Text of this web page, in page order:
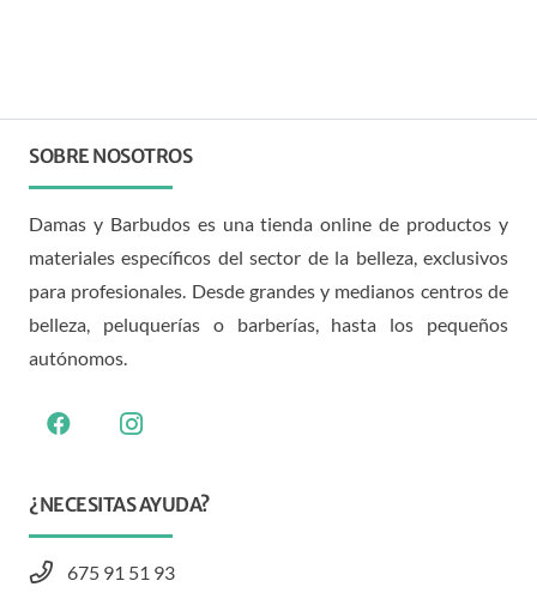
SOBRE NOSOTROS
Damas y Barbudos es una tienda online de productos y
materiales específicos del sector de la belleza, exclusivos
para profesionales. Desde grandes y medianos centros de
belleza, peluquerías o barberías, hasta los pequeños
autónomos.
¿NECESITAS AYUDA?
675 91 51 93